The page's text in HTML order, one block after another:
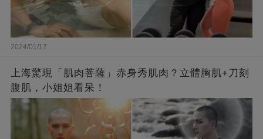
2024/01/17
上海驚現「肌肉菩薩」赤身秀肌肉？立體胸肌+刀刻
腹肌，小姐姐看呆！